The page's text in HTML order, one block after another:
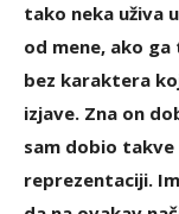
tako neka uživa
od mene, ako
bez karaktera
izjave. Zna on
sam dobio takve
reprezentaciji.